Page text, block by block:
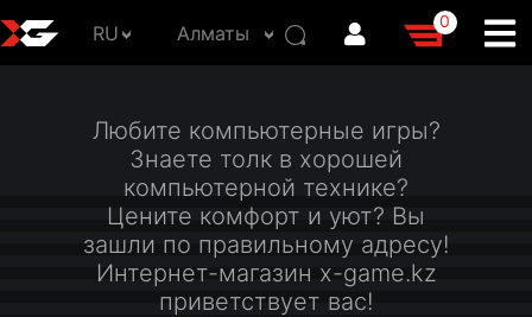
RU Алматы
0
Любите компьютерные игры?
Знаете толк в хорошей
компьютерной технике?
Цените комфорт и уют? Вы
зашли по правильному адресу!
Интернет-магазин x-game.kz
приветствует вас!